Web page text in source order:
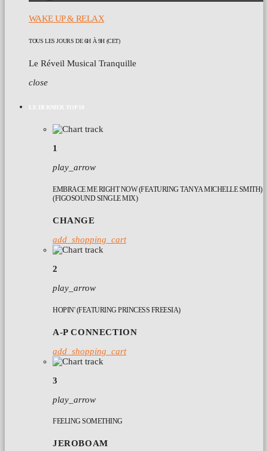
WAKE UP & RELAX
TOUS LES JOURS DE 6H À 9H (CET)
Le Réveil Musical Tranquille
close
LE DERNIER TOP 10
1
play_arrow
EMBRACE ME RIGHT NOW (FEATURING TANYA MICHELLE SMITH)
(FIGOSOUND SINGLE MIX)
CHANGE
add_shopping_cart
2
play_arrow
HOPIN' (FEATURING PRINCESS FREESIA)
A-P CONNECTION
add_shopping_cart
3
play_arrow
FEELING SOMETHING
JEROBOAM